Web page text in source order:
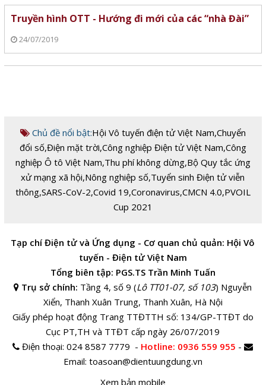
Truyền hình OTT - Hướng đi mới của các “nhà Đài”
24/07/2019
Chủ đề nổi bật:Hội Vô tuyến điện tử Việt Nam,Chuyển
đổi số,Điện mặt trời,Công nghiệp Điện tử Việt Nam,Công
nghiệp Ô tô Việt Nam,Thu phí không dừng,Bộ Quy tắc ứng
xử mạng xã hội,Nông nghiệp số,Tuyển sinh Điện tử viễn
thông,SARS-CoV-2,Covid 19,Coronavirus,CMCN 4.0,PVOIL
Cup 2021
Tạp chí Điện tử và Ứng dụng - Cơ quan chủ quản: Hội Vô
tuyến - Điện tử Việt Nam
Tổng biên tập: PGS.TS Trần Minh Tuấn
Trụ sở chính: Tầng 4, số 9 (Lô TT01-07, số 103) Nguyễn
Xiển, Thanh Xuân Trung, Thanh Xuân, Hà Nội
Giấy phép hoạt động Trang TTĐTTH số: 134/GP-TTĐT do
Cục PT,TH và TTĐT cấp ngày 26/07/2019
Điện thoại:024 8587 7779 - Hotline: 0936 559 955 -
Email: toasoan@dientuungdung.vn
Xem bản mobile